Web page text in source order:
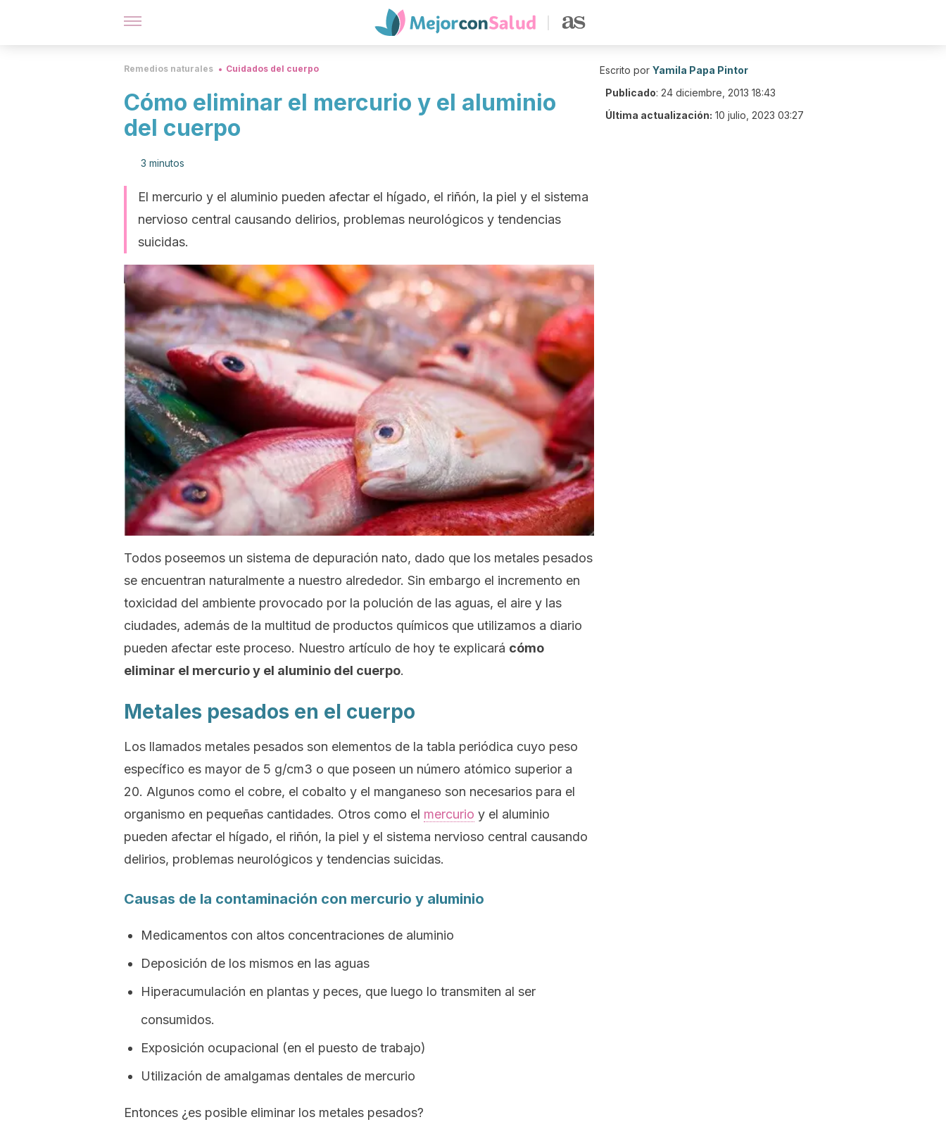
Remedios naturales Cuidados del cuerpo
Cómo eliminar el mercurio y el aluminio
del cuerpo
3 minutos
El mercurio y el aluminio pueden afectar el hígado, el riñón, la piel y el sistema
nervioso central causando delirios, problemas neurológicos y tendencias
suicidas.
Todos poseemos un sistema de depuración nato, dado que los metales pesados
se encuentran naturalmente a nuestro alrededor. Sin embargo el incremento en
toxicidad del ambiente provocado por la polución de las aguas, el aire y las
ciudades, además de la multitud de productos químicos que utilizamos a diario
pueden afectar este proceso. Nuestro artículo de hoy te explicará cómo
eliminar el mercurio y el aluminio del cuerpo.
Metales pesados en el cuerpo
Los llamados metales pesados son elementos de la tabla periódica cuyo peso
específico es mayor de 5 g/cm3 o que poseen un número atómico superior a
20. Algunos como el cobre, el cobalto y el manganeso son necesarios para el
organismo en pequeñas cantidades. Otros como el mercurio y el aluminio
pueden afectar el hígado, el riñón, la piel y el sistema nervioso central causando
delirios, problemas neurológicos y tendencias suicidas.
Causas de la contaminación con mercurio y aluminio
Medicamentos con altos concentraciones de aluminio
Deposición de los mismos en las aguas
Hiperacumulación en plantas y peces, que luego lo transmiten al ser
consumidos.
Exposición ocupacional (en el puesto de trabajo)
Utilización de amalgamas dentales de mercurio
Entonces ¿es posible eliminar los metales pesados?
Escrito por Yamila Papa Pintor
Publicado: 24 diciembre, 2013 18:43
Última actualización: 10 julio, 2023 03:27